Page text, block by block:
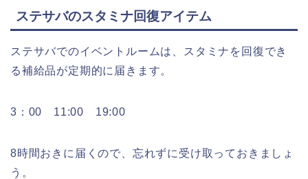
ステサバのスタミナ回復アイテム
ステサバでのイベントルームは、スタミナを回復でき
る補給品が定期的に届きます。
3：00 11:00 19:00
8時間おきに届くので、忘れずに受け取っておきましょ
う。